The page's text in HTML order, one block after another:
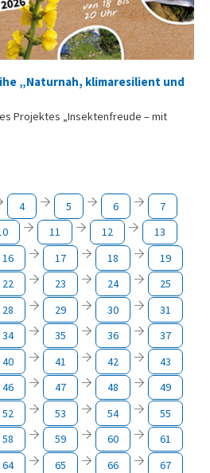
„Naturnah, klimaresilient und
Projektes „Insektenfreude – mit
4 5 6
7
11 12
13
16 17 18
19
22 23 24
25
28 29 30
31
34 35 36
37
40 41 42
43
46 47 48
49
52 53 54
55
58 59 60
61
64 65 66
67